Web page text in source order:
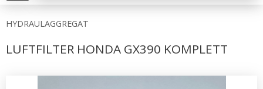
HYDRAULAGGREGAT
LUFTFILTER HONDA GX390 KOMPLETT